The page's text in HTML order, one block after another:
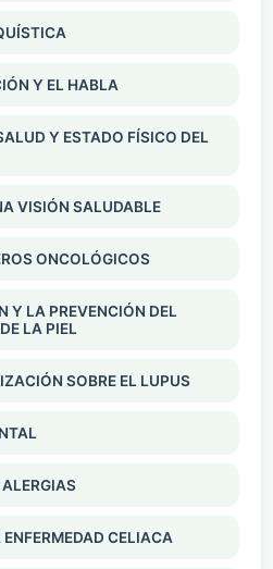
Y EL HABLA
Y ESTADO FÍSICO DEL
VISIÓN SALUDABLE
ONCOLÓGICOS
Y LA PREVENCIÓN DEL
LA PIEL
SOBRE EL LUPUS
CELIACA